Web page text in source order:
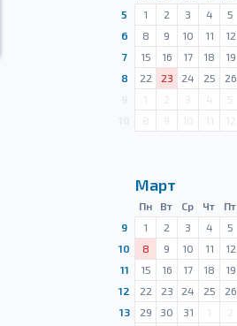
5
1 2 3 4 5
6
8 9 10 11 12
7
15 16 17 18 19
8
22 23 24 25 26
1 2 3 4 5
8 9 10 11 12
Март
Пн Вт Ср Чт Пт
9
1 2 3 4 5
10
8 9 10 11 12
11
15 16 17 18 19
12
22 23 24 25 26
13
29 30 31 1 2